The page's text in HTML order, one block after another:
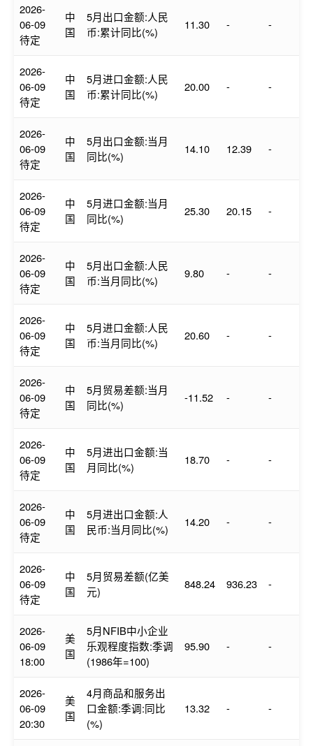
2026-
06-09
待定
中
国
5月出口金额:人民
币:累计同比(%)
11.30 - -
2026-
06-09
待定
中
国
5月进口金额:人民
币:累计同比(%)
20.00 - -
2026-
06-09
待定
中
国
5月出口金额:当月
同比(%)
14.10 12.39 -
2026-
06-09
待定
中
国
5月进口金额:当月
同比(%)
25.30 20.15 -
2026-
06-09
待定
中
国
5月出口金额:人民
币:当月同比(%)
9.80 - -
2026-
06-09
待定
中
国
5月进口金额:人民
币:当月同比(%)
20.60 - -
2026-
06-09
待定
中
国
5月贸易差额:当月
同比(%)
-11.52 - -
2026-
06-09
待定
中
国
5月进出口金额:当
月同比(%)
18.70 - -
2026-
06-09
待定
中
国
5月进出口金额:人
民币:当月同比(%)
14.20 - -
2026-
06-09
待定
中
国
5月贸易差额(亿美
元)
848.24 936.23 -
2026-
06-09
18:00
美
国
5月NFIB中小企业
乐观程度指数:季调
(1986年=100)
95.90 - -
2026-
06-09
20:30
美
国
4月商品和服务出
口金额:季调:同比
(%)
13.32 - -